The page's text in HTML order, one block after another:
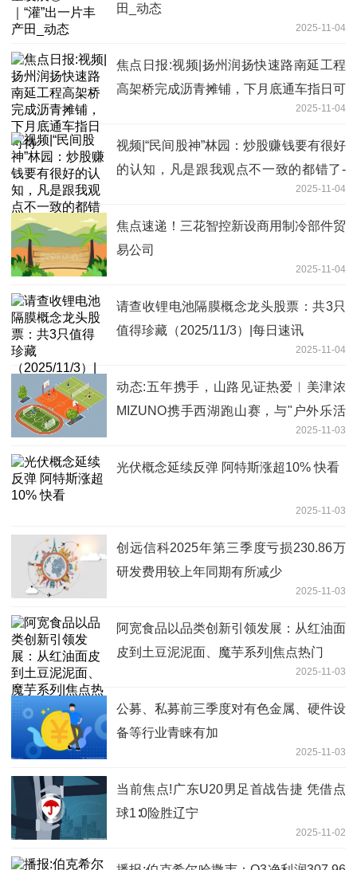
田_动态
2025-11-04
焦点日报:视频|扬州润扬快速路南延工程
高架桥完成沥青摊铺，下月底通车指日可
2025-11-04
视频|“民间股神”林园：炒股赚钱要有很好
的认知，凡是跟我观点不一致的都错了-
2025-11-04
焦点速递！三花智控新设商用制冷部件贸
易公司
2025-11-04
请查收锂电池隔膜概念龙头股票：共3只
值得珍藏（2025/11/3）|每日速讯
2025-11-04
动态:五年携手，山路见证热爱︱美津浓
MIZUNO携手西湖跑山赛，与"户外乐活
2025-11-03
光伏概念延续反弹 阿特斯涨超10% 快看
2025-11-03
创远信科2025年第三季度亏损230.86万
研发费用较上年同期有所减少
2025-11-03
阿宽食品以品类创新引领发展：从红油面
皮到土豆泥泥面、魔芋系列|焦点热门
2025-11-03
公募、私募前三季度对有色金属、硬件设
备等行业青睐有加
2025-11-03
当前焦点!广东U20男足首战告捷 凭借点
球1∶0险胜辽宁
2025-11-02